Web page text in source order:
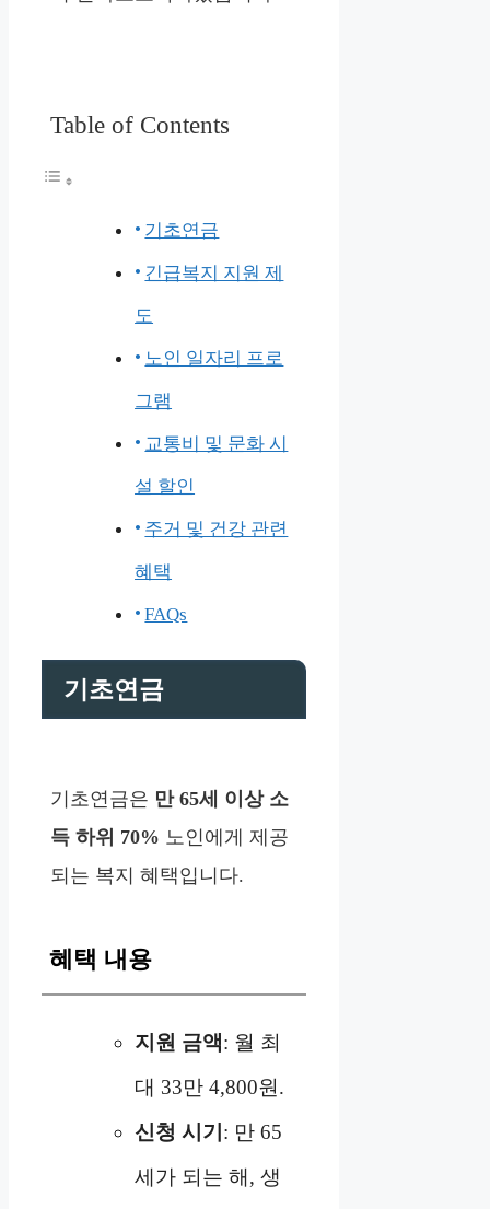
Table of Contents
기초연금
긴급복지 지원 제
도
노인 일자리 프로
그램
교통비 및 문화 시
설 할인
주거 및 건강 관련
혜택
FAQs
기초연금
기초연금은 만 65세 이상 소
득 하위 70% 노인에게 제공
되는 복지 혜택입니다.
혜택 내용
지원 금액: 월 최
대 33만 4,800원.
신청 시기 : 만 65
세가 되는 해, 생